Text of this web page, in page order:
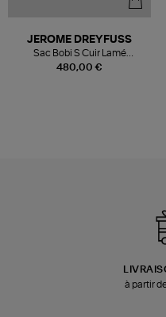
480,00 €
JEROME DREYFUSS
Sac Bobi S Cuir Lamé
Champagne
à partir